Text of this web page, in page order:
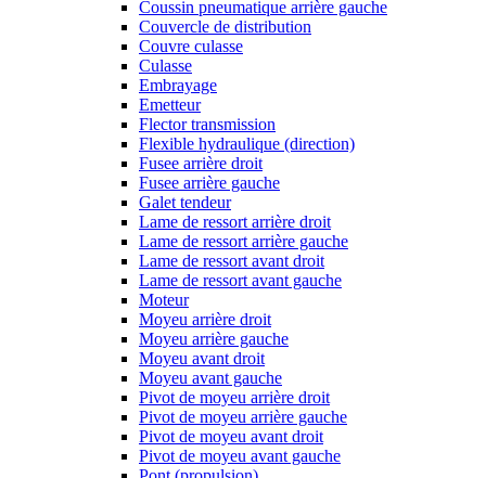
Coussin pneumatique arrière gauche
Couvercle de distribution
Couvre culasse
Culasse
Embrayage
Emetteur
Flector transmission
Flexible hydraulique (direction)
Fusee arrière droit
Fusee arrière gauche
Galet tendeur
Lame de ressort arrière droit
Lame de ressort arrière gauche
Lame de ressort avant droit
Lame de ressort avant gauche
Moteur
Moyeu arrière droit
Moyeu arrière gauche
Moyeu avant droit
Moyeu avant gauche
Pivot de moyeu arrière droit
Pivot de moyeu arrière gauche
Pivot de moyeu avant droit
Pivot de moyeu avant gauche